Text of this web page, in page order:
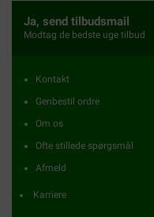
Ja, send tilbudsmail
Modtag de bedste uge tilbud
Kontakt
Genbestil ordre
Om os
Ofte stillede spørgsmål
Afmeld
Karriere